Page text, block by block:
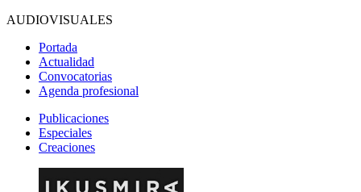
AUDIOVISUALES
Portada
Actualidad
Convocatorias
Agenda profesional
Publicaciones
Especiales
Creaciones